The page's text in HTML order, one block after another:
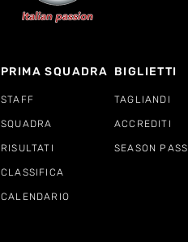
PRIMA SQUADRA BIGLIETTI
STAFF TAGLIANDI
SQUADRA ACCREDITI
RISULTATI SEASON PASS
CLASSIFICA
CALENDARIO